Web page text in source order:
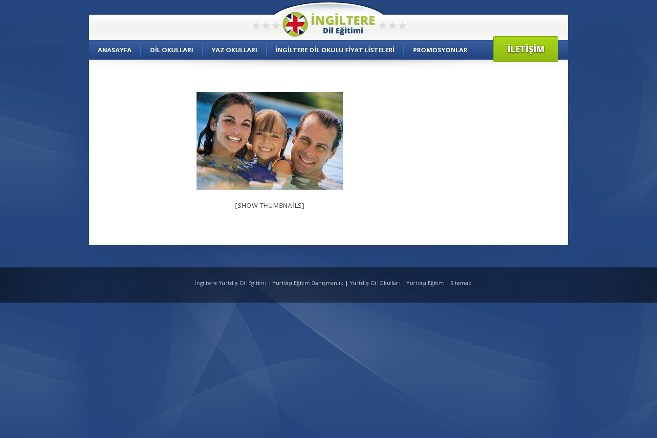
ANASAYFA DIL OKULLARI YAZ OKULLARI İNGILTERE DIL OKULU FIYAT LISTELERI PROMOSYONLAR İLETIŞIM
[SHOW THUMBNAILS]
İngiltere Yurtdışı Dil Egitimi | Yurtdışı Eğitim Danışmanlık | Yurtdışı Dil Okulları | Yurtdışı Eğitim | Sitemap